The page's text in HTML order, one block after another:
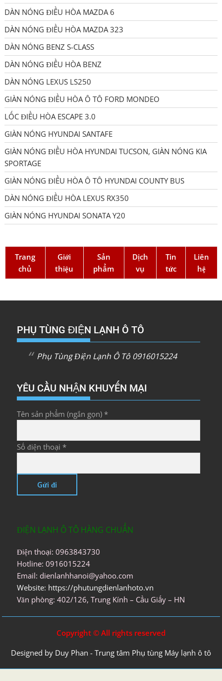
DÀN NÓNG ĐIỀU HÒA MAZDA 6
DÀN NÓNG ĐIỀU HÒA MAZDA 323
DÀN NÓNG BENZ S-CLASS
DÀN NÓNG ĐIỀU HÒA BENZ
DÀN NÓNG LEXUS LS250
GIÀN NÓNG ĐIỀU HÒA Ô TÔ FORD MONDEO
LỐC ĐIỀU HÒA ESCAPE 3.0
GIÀN NÓNG HYUNDAI SANTAFE
GIÀN NÓNG ĐIỀU HÒA HYUNDAI TUCSON, GIÀN NÓNG KIA
SPORTAGE
GIÀN NÓNG ĐIỀU HÒA Ô TÔ HYUNDAI COUNTY BUS
DÀN NÓNG ĐIỀU HÒA LEXUS RX350
GIÀN NÓNG HYUNDAI SONATA Y20
Trang
chủ
Giới
thiệu
Sản
phẩm
Dịch
vụ
Tin
tức
Liên
hệ
PHỤ TÙNG ĐIỆN LẠNH Ô TÔ
Phụ Tùng Điện Lạnh Ô Tô 0916015224
YÊU CẦU NHẬN KHUYẾN MẠI
Tên sản phẩm (ngắn gọn) *
Số điện thoại *
ĐIỆN LẠNH Ô TÔ HÀNG CHUẨN
Điện thoại: 0963843730
Hotline: 0916015224
Email: dienlanhhanoi@yahoo.com
Website: https://phutungdienlanhoto.vn
Văn phòng: 402/126, Trung Kính – Cầu Giấy – HN
Copyright © All rights reserved
Designed by Duy Phan - Trung tâm Phụ tùng Máy lạnh ô tô